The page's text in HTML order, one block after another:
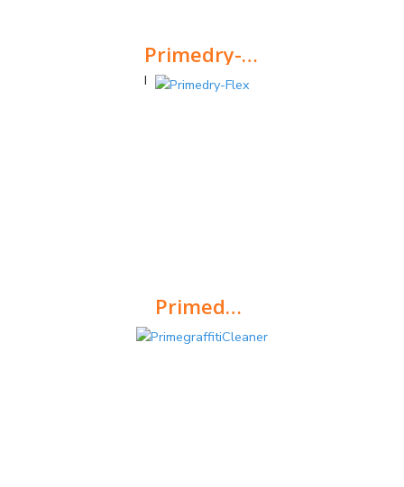
Primedry-FLEX 1k
Primedry-FLEX 1k
Primedry-Flex
Argamassa bi-componente flexível para efectuar membranas contínuas de impermeabilização.